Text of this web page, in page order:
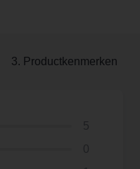
3. Productkenmerken